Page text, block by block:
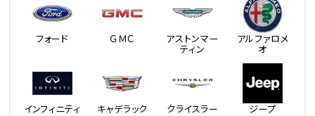
フォード ＧＭＣ アストンマー
ティン
アルファロメ
オ
インフィニティ キャデラック クライスラー ジープ